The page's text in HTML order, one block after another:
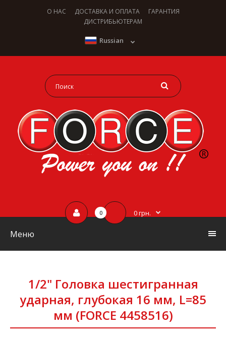
О НАС ДОСТАВКА И ОПЛАТА
ГАРАНТИЯ
ДИСТРИБЬЮТЕРАМ
Russian
0 0 грн.
Меню
1/2" Головка шестигранная
ударная, глубокая 16 мм, L=85
мм (FORCE 4458516)